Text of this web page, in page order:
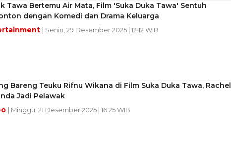
Tawa Bertemu Air Mata, Film 'Suka Duka Tawa' Sentuh
dengan Komedi dan Drama Keluarga
| Senin, 29 Desember 2025 | 12:12 WIB
Bareng Teuku Rifnu Wikana di Film Suka Duka Tawa, Rachel
Jadi Pelawak
| Minggu, 21 Desember 2025 | 16:25 WIB